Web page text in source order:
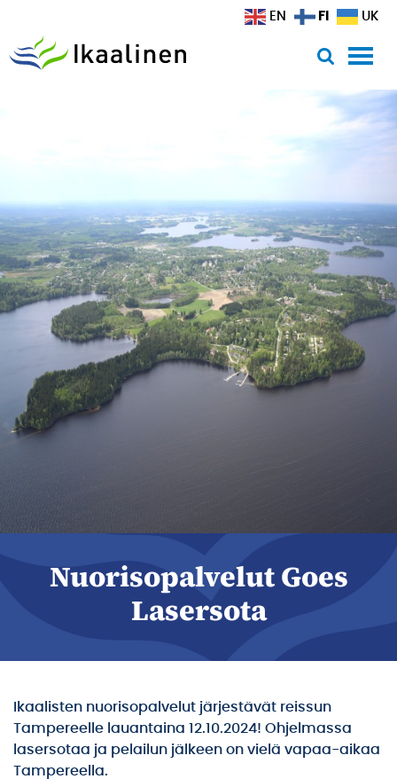
Nuorisopalvelut Goes
Lasersota
Ikaalisten nuorisopalvelut järjestävät reissun
Tampereelle lauantaina 12.10.2024! Ohjelmassa
lasersotaa ja pelailun jälkeen on vielä vapaa-aikaa
Tampereella.
EN FI UK